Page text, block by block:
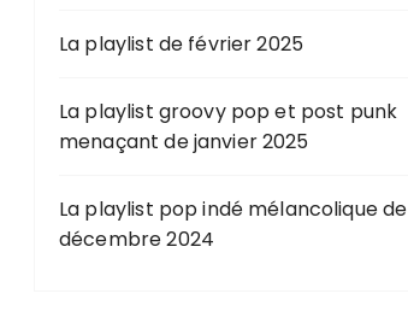
La playlist de février 2025
La playlist groovy pop et post punk
menaçant de janvier 2025
La playlist pop indé mélancolique de
décembre 2024